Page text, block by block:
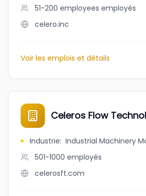
51-200 employees employés
celero.inc
Voir les emplois et détails
Celeros Flow
Industrie: Industrial Machinery
501-1000 employés
celerosft.com